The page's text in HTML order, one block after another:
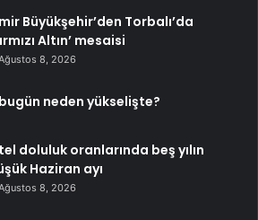
Büyükşehir’den Torbalı’da
Altın’ mesaisi
8, 2026
neden yükselişte?
doluluk oranlarında beş yılın
Haziran ayı
8, 2026